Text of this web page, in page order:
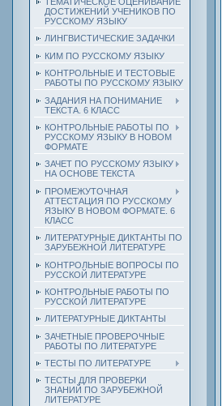
ДОСТИЖЕНИЙ УЧЕНИКОВ ПО
РУССКОМУ ЯЗЫКУ
ЛИНГВИСТИЧЕСКИЕ ЗАДАЧКИ
КИМ ПО РУССКОМУ ЯЗЫКУ
КОНТРОЛЬНЫЕ И ТЕСТОВЫЕ
РАБОТЫ ПО РУССКОМУ ЯЗЫКУ
ЗАДАНИЯ НА ПОНИМАНИЕ
ТЕКСТА. 6 КЛАСС
КОНТРОЛЬНЫЕ РАБОТЫ ПО
РУССКОМУ ЯЗЫКУ В НОВОМ
ФОРМАТЕ
ЗАЧЕТ ПО РУССКОМУ ЯЗЫКУ
НА ОСНОВЕ ТЕКСТА
ПРОМЕЖУТОЧНАЯ
АТТЕСТАЦИЯ ПО РУССКОМУ
ЯЗЫКУ В НОВОМ ФОРМАТЕ. 6
КЛАСС
ЛИТЕРАТУРНЫЕ ДИКТАНТЫ ПО
ЗАРУБЕЖНОЙ ЛИТЕРАТУРЕ
КОНТРОЛЬНЫЕ ВОПРОСЫ ПО
РУССКОЙ ЛИТЕРАТУРЕ
КОНТРОЛЬНЫЕ РАБОТЫ ПО
РУССКОЙ ЛИТЕРАТУРЕ
ЛИТЕРАТУРНЫЕ ДИКТАНТЫ
ЗАЧЕТНЫЕ ПРОВЕРОЧНЫЕ
РАБОТЫ ПО ЛИТЕРАТУРЕ
ТЕСТЫ ПО ЛИТЕРАТУРЕ
ТЕСТЫ ДЛЯ ПРОВЕРКИ
ЗНАНИЙ ПО ЗАРУБЕЖНОЙ
ЛИТЕРАТУРЕ